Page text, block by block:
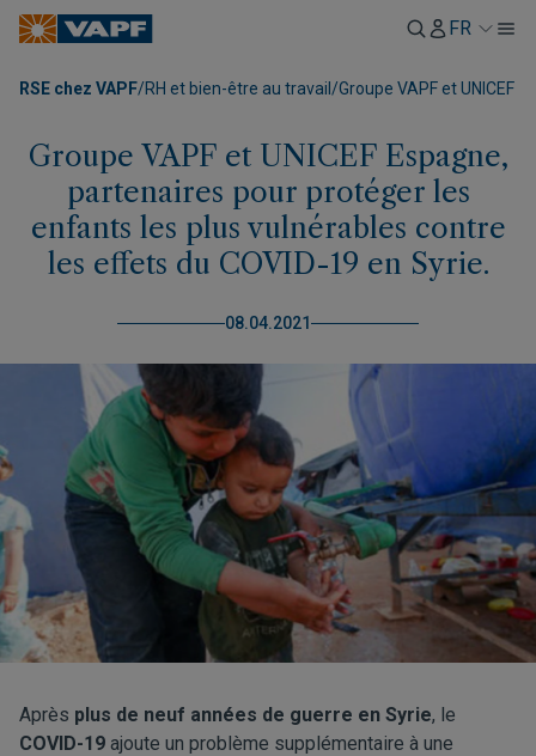
FR
RSE chez VAPF/RH et bien-être au travail /Groupe VAPF et UNICEF
Groupe VAPF et UNICEF Espagne,
partenaires pour protéger les
enfants les plus vulnérables contre
les effets du COVID-19 en Syrie.
08.04.2021
Après plus de neuf années de guerre en Syrie, le
COVID-19 ajoute un problème supplémentaire à une